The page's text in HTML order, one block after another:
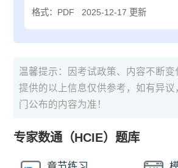
格式：PDF 2025-12-17 更新
温馨提示：因考试政策、内容不断
提供的以上信息仅供参考，如有异
门公布的内容为准！
专家数通（HCIE）题库